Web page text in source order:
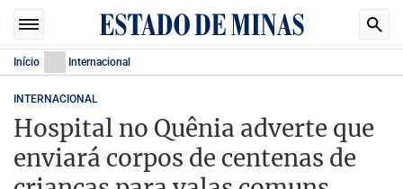
Início Internacional
INTERNACIONAL
Hospital no Quênia adverte que
enviará corpos de centenas de